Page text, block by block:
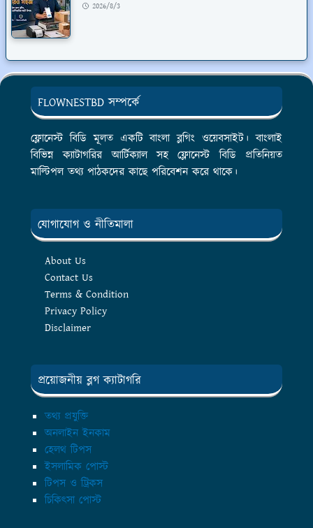
2026/8/3
FLOWNESTBD সম্পর্কে
ফ্লোনেস্ট বিডি মূলত একটি বাংলা ব্লগিং ওয়েবসাইট। বাংলাই
বিভিন্ন ক্যাটাগরির আর্টিক্যাল সহ ফ্লোনেস্ট বিডি প্রতিনিয়ত
মাল্টিপল তথ্য পাঠকদের কাছে পরিবেশন করে থাকে।
যোগাযোগ ও নীতিমালা
About Us
Contact Us
Terms & Condition
Privacy Policy
Disclaimer
প্রয়োজনীয় ব্লগ ক্যাটাগরি
তথ্য প্রযুক্তি
অনলাইন ইনকাম
হেলথ টিপস
ইসলামিক পোস্ট
টিপস ও ট্রিকস
চিকিৎসা পোস্ট